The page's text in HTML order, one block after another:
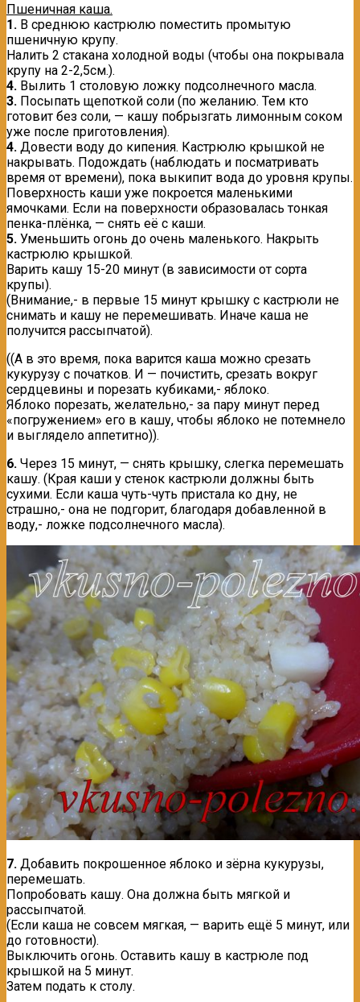
Пшеничная каша.
1. В среднюю кастрюлю поместить промытую
пшеничную крупу.
Налить 2 стакана холодной воды (чтобы она покрывала
крупу на 2-2,5см.).
4. Вылить 1 столовую ложку подсолнечного масла.
3. Посыпать щепоткой соли (по желанию. Тем кто
готовит без соли, — кашу побрызгать лимонным соком
уже после приготовления).
4. Довести воду до кипения. Кастрюлю крышкой не
накрывать. Подождать (наблюдать и посматривать
время от времени), пока выкипит вода до уровня крупы.
Поверхность каши уже покроется маленькими
ямочками. Если на поверхности образовалась тонкая
пенка-плёнка, — снять её с каши.
5. Уменьшить огонь до очень маленького. Накрыть
кастрюлю крышкой.
Варить кашу 15-20 минут (в зависимости от сорта
крупы).
(Внимание,- в первые 15 минут крышку с кастрюли не
снимать и кашу не перемешивать. Иначе каша не
получится рассыпчатой).
((А в это время, пока варится каша можно срезать
кукурузу с початков. И — почистить, срезать вокруг
сердцевины и порезать кубиками,- яблоко.
Яблоко порезать, желательно,- за пару минут перед
«погружением» его в кашу, чтобы яблоко не потемнело
и выглядело аппетитно)).
6. Через 15 минут, — снять крышку, слегка перемешать
кашу. (Края каши у стенок кастрюли должны быть
сухими. Если каша чуть-чуть пристала ко дну, не
страшно,- она не подгорит, благодаря добавленной в
воду,- ложке подсолнечного масла).
7. Добавить покрошенное яблоко и зёрна кукурузы,
перемешать.
Попробовать кашу. Она должна быть мягкой и
рассыпчатой.
(Если каша не совсем мягкая, — варить ещё 5 минут, или
до готовности).
Выключить огонь. Оставить кашу в кастрюле под
крышкой на 5 минут.
Затем подать к столу.